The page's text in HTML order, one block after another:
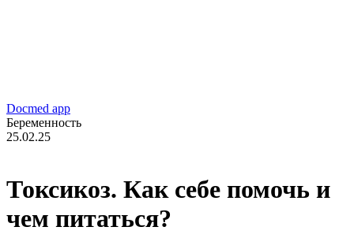
Docmed app
Беременность
25.02.25
Токсикоз. Как себе помочь и
чем питаться?